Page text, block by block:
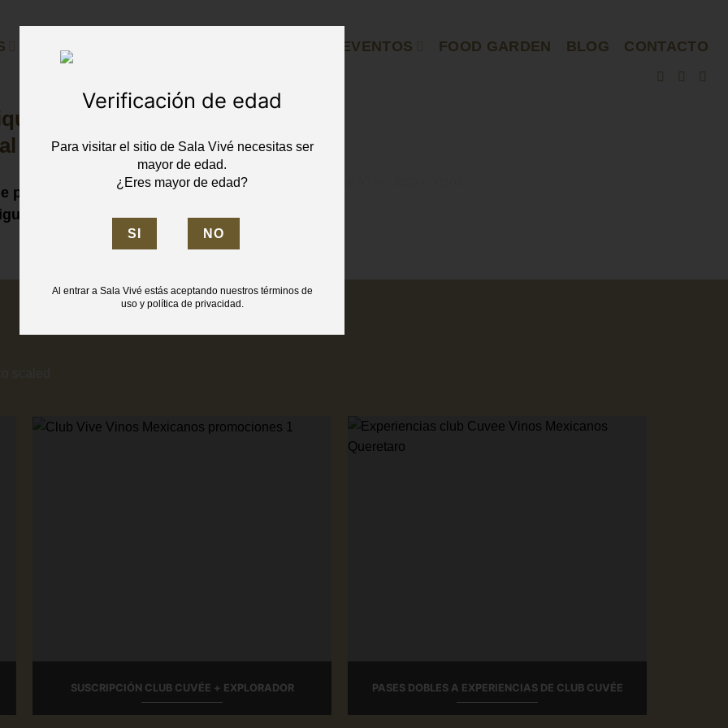
ENOTURISMO EVENTOS FOOD GARDEN BLOG CONTACTO
2026
podrás
SUSCRIPCIÓN CLUB CUVÉE + EXPLORADOR PASES DOBLES A EXPERIENCIAS DE CLUB CUVÉE
Verificación de edad
Para visitar el sitio de Sala Vivé necesitas ser
mayor de edad.
¿Eres mayor de edad?
Al entrar a Sala Vivé estás aceptando nuestros términos de
uso y política de privacidad.